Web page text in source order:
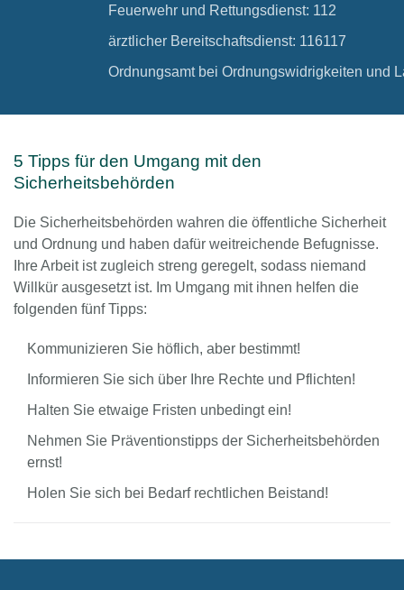
Feuerwehr und Rettungsdienst: 112
ärztlicher Bereitschaftsdienst: 116117
Ordnungsamt bei Ordnungswidrigkeiten und
5 Tipps für den Umgang mit den
Sicherheitsbehörden
Die Sicherheitsbehörden wahren die öffentliche Sicherheit
und Ordnung und haben dafür weitreichende Befugnisse.
Ihre Arbeit ist zugleich streng geregelt, sodass niemand
Willkür ausgesetzt ist. Im Umgang mit ihnen helfen die
folgenden fünf Tipps:
Kommunizieren Sie höflich, aber bestimmt!
Informieren Sie sich über Ihre Rechte und Pflichten!
Halten Sie etwaige Fristen unbedingt ein!
Nehmen Sie Präventionstipps der Sicherheitsbehörden
ernst!
Holen Sie sich bei Bedarf rechtlichen Beistand!